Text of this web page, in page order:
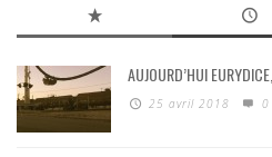
AUJOURD’HUI
25 avril 2018 0